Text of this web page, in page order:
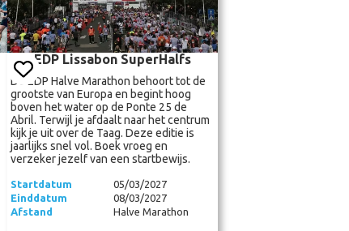
EDP Lissabon SuperHalfs
De EDP Halve Marathon behoort tot de
grootste van Europa en begint hoog
boven het water op de Ponte 25 de
Abril. Terwijl je afdaalt naar het centrum
kijk je uit over de Taag. Deze editie is
jaarlijks snel vol. Boek vroeg en
verzeker jezelf van een startbewijs.
Startdatum
05/03/2027
Einddatum
08/03/2027
Afstand
Halve Marathon